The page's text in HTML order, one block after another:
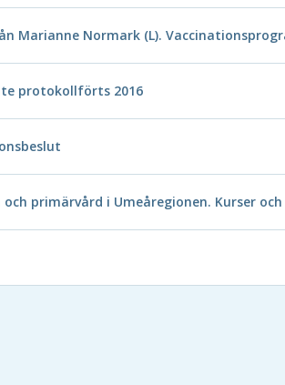
Marianne Normark (L).
protokollförts 2016
primärvård i Umeåregionen. Kurser